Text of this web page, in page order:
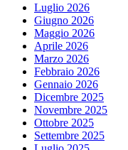
Luglio 2026
Giugno 2026
Maggio 2026
Aprile 2026
Marzo 2026
Febbraio 2026
Gennaio 2026
Dicembre 2025
Novembre 2025
Ottobre 2025
Settembre 2025